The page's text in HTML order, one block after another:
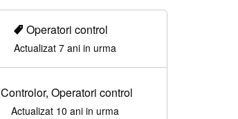
Operatori control
Actualizat 7 ani in urma
Controlor, Operatori control
Actualizat 10 ani in urma